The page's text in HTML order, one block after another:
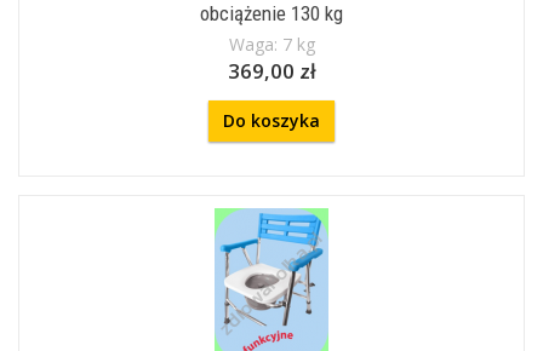
obciążenie 130 kg
Waga: 7 kg
369,00 zł
Do koszyka